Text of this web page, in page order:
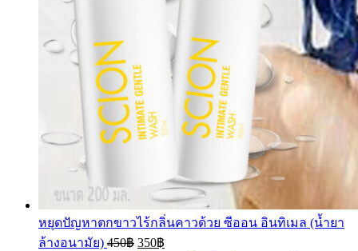
หยุดปัญหาตกขาวไร้กลิ่นคาวด้วย ซีออน อินทิเมล (น้ำยา
ล้างอนามัย) 450฿ 350฿